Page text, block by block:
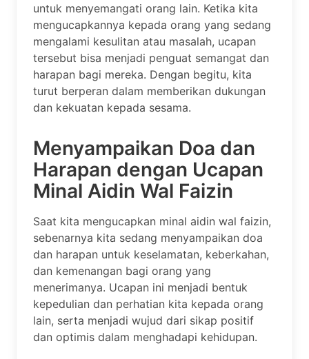
untuk menyemangati orang lain. Ketika kita
mengucapkannya kepada orang yang sedang
mengalami kesulitan atau masalah, ucapan
tersebut bisa menjadi penguat semangat dan
harapan bagi mereka. Dengan begitu, kita
turut berperan dalam memberikan dukungan
dan kekuatan kepada sesama.
Menyampaikan Doa dan
Harapan dengan Ucapan
Minal Aidin Wal Faizin
Saat kita mengucapkan minal aidin wal faizin,
sebenarnya kita sedang menyampaikan doa
dan harapan untuk keselamatan, keberkahan,
dan kemenangan bagi orang yang
menerimanya. Ucapan ini menjadi bentuk
kepedulian dan perhatian kita kepada orang
lain, serta menjadi wujud dari sikap positif
dan optimis dalam menghadapi kehidupan.